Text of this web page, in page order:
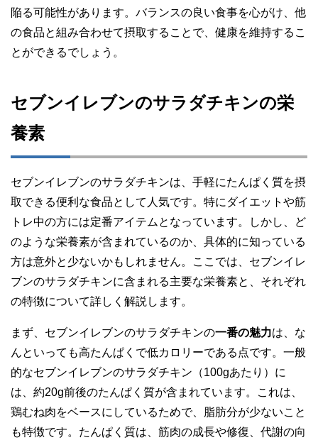
陥る可能性があります。バランスの良い食事を心がけ、他
の食品と組み合わせて摂取することで、健康を維持するこ
とができるでしょう。
セブンイレブンのサラダチキンの栄
養素
セブンイレブンのサラダチキンは、手軽にたんぱく質を摂
取できる便利な食品として人気です。特にダイエットや筋
トレ中の方には定番アイテムとなっています。しかし、ど
のような栄養素が含まれているのか、具体的に知っている
方は意外と少ないかもしれません。ここでは、セブンイレ
ブンのサラダチキンに含まれる主要な栄養素と、それぞれ
の特徴について詳しく解説します。
まず、セブンイレブンのサラダチキンの一番の魅力は、な
んといっても高たんぱくで低カロリーである点です。一般
的なセブンイレブンのサラダチキン（100gあたり）に
は、約20g前後のたんぱく質が含まれています。これは、
鶏むね肉をベースにしているためで、脂肪分が少ないこと
も特徴です。たんぱく質は、筋肉の成長や修復、代謝の向